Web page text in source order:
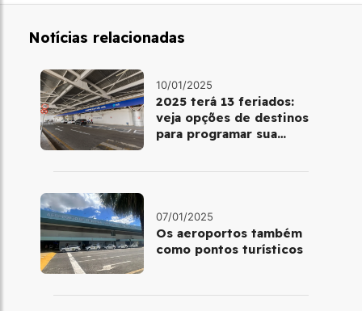
Notícias relacionadas
10/01/2025
2025 terá 13 feriados:
veja opções de destinos
para programar sua
07/01/2025
Os aeroportos também
como pontos turísticos